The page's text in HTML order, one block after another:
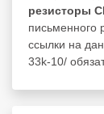
резисторы
письменного
ссылки на
33k-10/